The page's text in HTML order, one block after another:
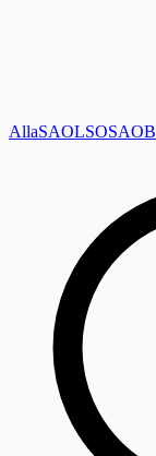
AllaSAOLSOSAOB